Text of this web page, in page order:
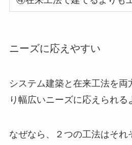
ニーズに応えやすい
システム建築と在来工法を両
り幅広いニーズに応えられる
なぜなら、２つの工法はそれ